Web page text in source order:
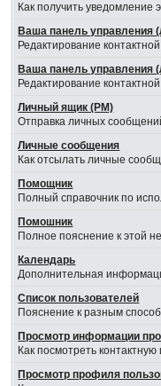
Как получить уведомление
Ваша панель управления
Редактирование
Ваша панель управления
Редактирование
Личный ящик (PM)
Отправка личных
Личные сообщения
Как отсылать личные
Помощник
Полный справочник по
Помошник
Полное пояснение к этой
Календарь
Дополнительная
Список пользователей
Пояснение к разным
Просмотр информации
Как посмотреть
Просмотр профиля